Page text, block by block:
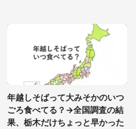
年越しそばって大みそかのいつ
ごろ食べてる？→全国調査の結
果、栃木だけちょっと早かった